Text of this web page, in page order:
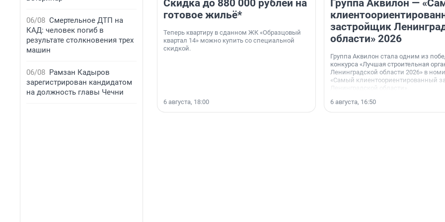
06/08 Смертельное ДТП на
КАД: человек погиб в
результате столкновения трех
машин
06/08 Рамзан Кадыров
зарегистрирован кандидатом
на должность главы Чечни
Скидка до 880 000 рублей на
готовое жильё*
Теперь квартиру в сданном ЖК «Образцовый
квартал 14» можно купить со специальной
скидкой.
6 августа, 18:00
Группа Аквилон —
застройщик
области» 2026
Группа Аквилон стала одним из
конкурса «Лучшая строительная
Ленинградской области 2026» в
«Самый клиентоориентированный
Ленинградской области».
6 августа, 16:50